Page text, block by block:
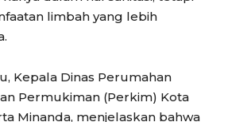
limbah yang lebih
Kepala Dinas Perumahan
Permukiman (Perkim) Kota
Minanda, menjelaskan bahwa